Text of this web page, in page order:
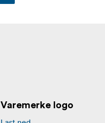
Varemerke logo